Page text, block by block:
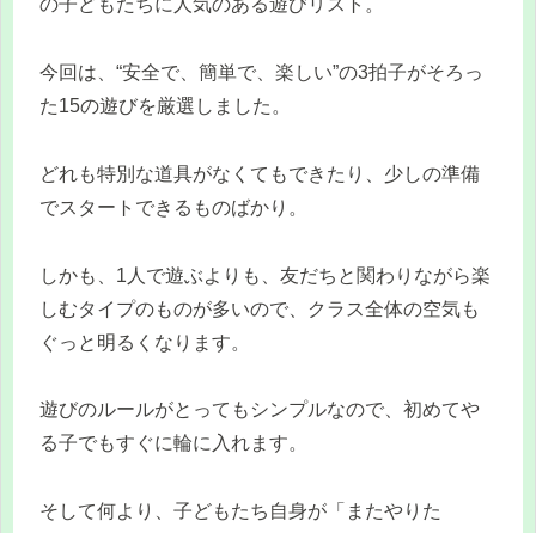
の子どもたちに人気のある遊びリスト。
今回は、“安全で、簡単で、楽しい”の3拍子がそろっ
た15の遊びを厳選しました。
どれも特別な道具がなくてもできたり、少しの準備
でスタートできるものばかり。
しかも、1人で遊ぶよりも、友だちと関わりながら楽
しむタイプのものが多いので、クラス全体の空気も
ぐっと明るくなります。
遊びのルールがとってもシンプルなので、初めてや
る子でもすぐに輪に入れます。
そして何より、子どもたち自身が「またやりた